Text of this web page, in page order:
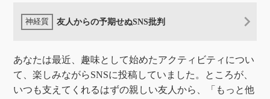
友人からの予期せぬSNS批判
あなたは最近、趣味として始めたアクティビティについ
て、楽しみながらSNSに投稿していました。ところが、
いつも支えてくれるはずの親しい友人から、「もっと他